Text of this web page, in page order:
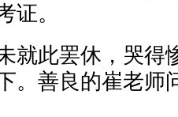
证。
就此罢休，哭得
。善良的崔老师